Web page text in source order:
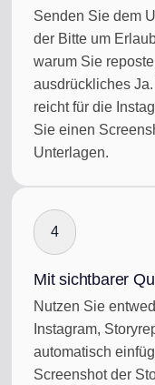
Senden Sie dem
der Bitte um
warum Sie
ausdrückliches
reicht für die
Sie einen
Unterlagen.
4
Mit sichtbarer
Nutzen Sie
Instagram,
automatisch
Screenshot der